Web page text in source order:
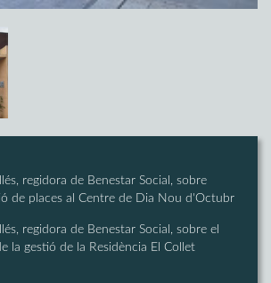
regidora de Benestar Social, sobre
de places al Centre de Dia Nou d'Octubr
regidora de Benestar Social, sobre el
la gestió de la Residència El Collet